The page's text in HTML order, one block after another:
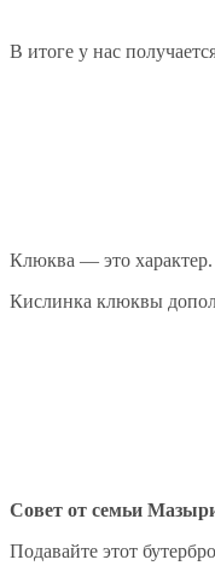
В итоге у нас
Клюква — это характер.
Кислинка клюквы
Совет от семьи
Подавайте этот